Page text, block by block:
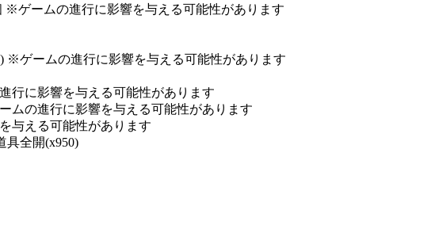
※ゲームの進行に影響を与える可能性があります
※ゲームの進行に影響を与える可能性があります
行に影響を与える可能性があります
ムの進行に影響を与える可能性があります
与える可能性があります
具全開(x950)